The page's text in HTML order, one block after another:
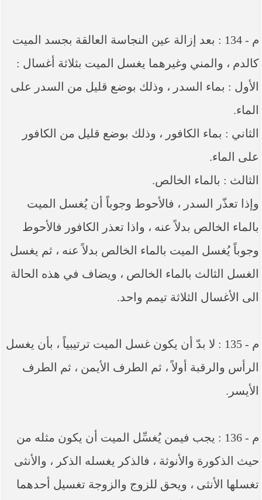
م - 134 : بعد إزالة عين النجاسة العالقة بجسد الميت
كالدم ، والمني وغيرهما يغسل الميت بثلاثة أغسال :
الأول : بماء السدر ، وذلك بوضع قليل من السدر على
الماء.
الثاني : بماء الكافور ، وذلك بوضع قليل من الكافور
على الماء.
الثالث : بالماء الخالص.
وإذا تعذّر السدر ، فالأحوط وجوباً أن يُغسل الميت
بالماء الخالص بدلاً عنه ، واذا تعذر الكافور فالأحوط
وجوباً يُغسل الميت بالماء الخالص بدلاً عنه ، ثم يغسل
الغسل الثالث بالماء الخالص ، ويضاف في هذه الحالة
الى الأغسال الثلاثة تيمم واحد.
م - 135 : لا بدّ أن يكون غسل الميت ترتيبياً ، بأن يغسل
الرأس والرقبة أولاً ، ثم الطرف الأيمن ، ثم الطرف
الأيسر.
م - 136 : يجب فيمن يُغسِّل الميت أن يكون مثله من
حيث الذكورة والأنوثة ، فالذكر يغسله الذكر ، والأنثى
تغسلها الأنثى ، ويحق للزوج والزوجة تغسيل أحدهما